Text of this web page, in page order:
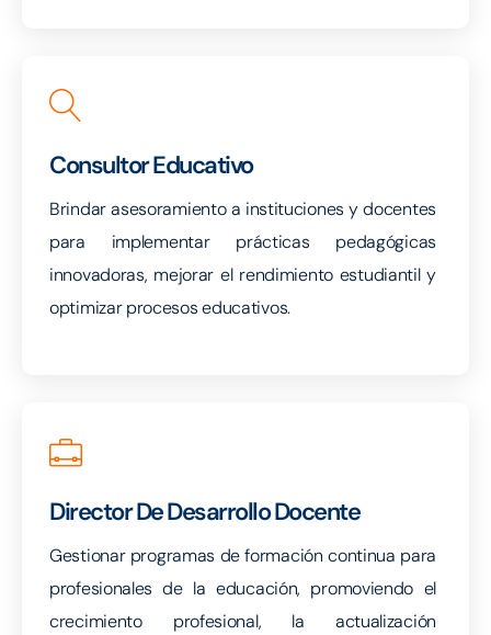
Consultor Educativo
Brindar asesoramiento a instituciones y docentes
para implementar prácticas pedagógicas
innovadoras, mejorar el rendimiento estudiantil y
optimizar procesos educativos.
Director De Desarrollo Docente
Gestionar programas de formación continua para
profesionales de la educación, promoviendo el
crecimiento profesional, la actualización